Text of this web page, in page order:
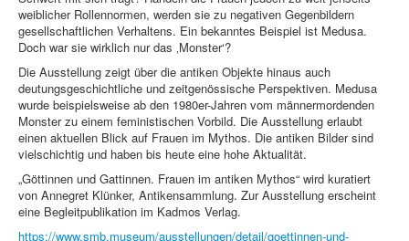
weiblicher Rollennormen, werden sie zu negativen Gegenbildern
gesellschaftlichen Verhaltens. Ein bekanntes Beispiel ist Medusa.
Doch war sie wirklich nur das ‚Monster‘?
Die Ausstellung zeigt über die antiken Objekte hinaus auch
deutungsgeschichtliche und zeitgenössische Perspektiven. Medusa
wurde beispielsweise ab den 1980er-Jahren vom männermordenden
Monster zu einem feministischen Vorbild. Die Ausstellung erlaubt
einen aktuellen Blick auf Frauen im Mythos. Die antiken Bilder sind
vielschichtig und haben bis heute eine hohe Aktualität.
„Göttinnen und Gattinnen. Frauen im antiken Mythos“ wird kuratiert
von Annegret Klünker, Antikensammlung. Zur Ausstellung erscheint
eine Begleitpublikation im Kadmos Verlag.
https://www.smb.museum/ausstellungen/detail/goettinnen-und-